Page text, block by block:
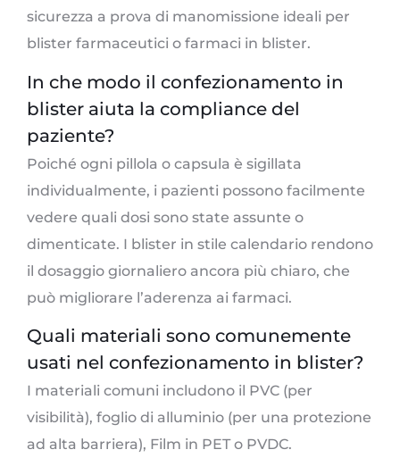
sicurezza a prova di manomissione ideali per
blister farmaceutici o farmaci in blister.
In che modo il confezionamento in
blister aiuta la compliance del
paziente?
Poiché ogni pillola o capsula è sigillata
individualmente, i pazienti possono facilmente
vedere quali dosi sono state assunte o
dimenticate. I blister in stile calendario rendono
il dosaggio giornaliero ancora più chiaro, che
può migliorare l’aderenza ai farmaci.
Quali materiali sono comunemente
usati nel confezionamento in blister?
I materiali comuni includono il PVC (per
visibilità), foglio di alluminio (per una protezione
ad alta barriera), Film in PET o PVDC.